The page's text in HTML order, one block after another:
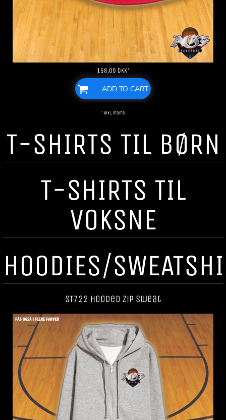
158,00 DKK*
ADD TO CART
* inkl. moms
T-SHIRTS TIL BØRN
T-SHIRTS TIL
VOKSNE
HOODIES/
ST722 Hooded Zip Sweat